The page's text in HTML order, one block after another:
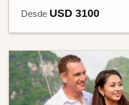
Desde USD 3100